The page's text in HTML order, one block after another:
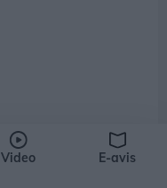
Video E-avis